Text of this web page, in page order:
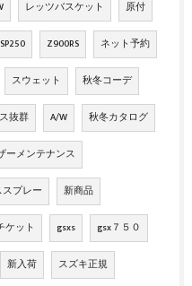
レッツバスケット 原付
SP250 Z900RS ネット予約
スウェット 秋冬コーデ
抜群 A/W 秋冬カタログ
ーメンテナンス
プレー 新商品
ケット gsxs gsx７５０
新入荷 スズキ正規